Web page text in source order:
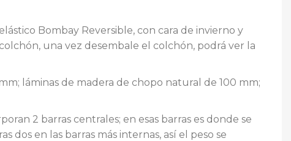
Bombay Reversible, con cara de invierno y
una vez desembale el colchón, podrá ver la
láminas de madera de chopo natural de 100 mm;
2 barras centrales; en esas barras es donde se
dos en las barras más internas, así el peso se